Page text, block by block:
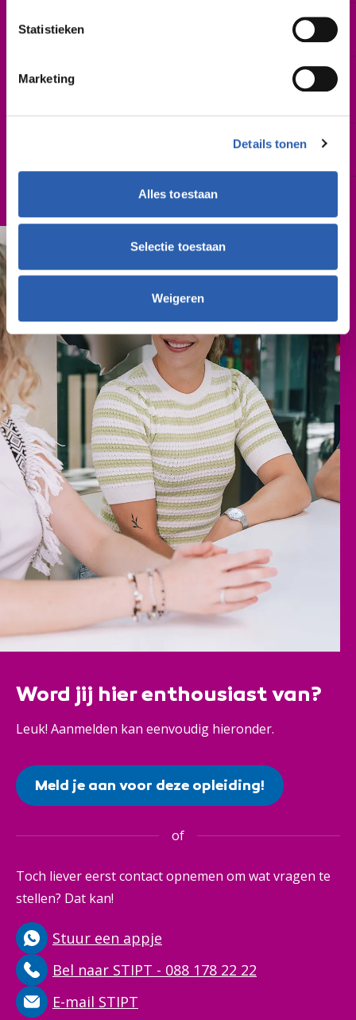
Statistieken
Marketing
Details tonen
Alles toestaan
Selectie toestaan
Weigeren
Startdatum
Zo spoedig mogelijk | augustus 2026
Leslocatie(s)
De Sumpel 4-6, Almelo
Word jij hier enthousiast van?
Leuk! Aanmelden kan eenvoudig hieronder.
Meld je aan voor deze opleiding!
of
Toch liever eerst contact opnemen om wat vragen te
stellen? Dat kan!
Stuur een appje
Bel naar STIPT - 088 178 22 22
E-mail STIPT